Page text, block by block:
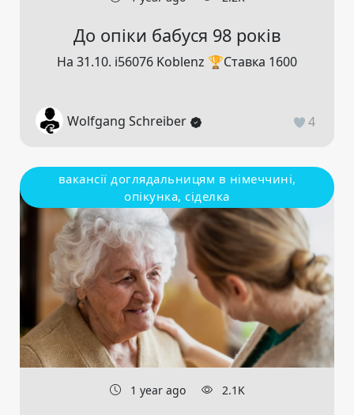
До опіки бабуся 98 років
На 31.10. ℹ️56076 Koblenz 🏆Ставка 1600
Wolfgang Schreiber 4
вакансії доглядальницям в німеччині,
опікунка, сіделка
1 year ago 2.1K